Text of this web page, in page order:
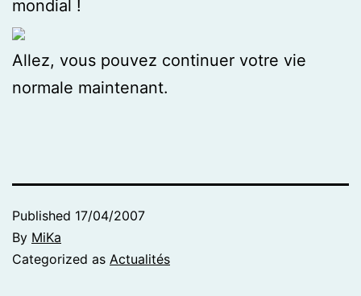
mondial !
Allez, vous pouvez continuer votre vie
normale maintenant.
Published 17/04/2007
By MiKa
Categorized as Actualités